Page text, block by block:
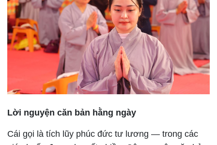
Lời nguyện căn bản hằng ngày
Cái gọi là tích lũy phúc đức tư lương — trong các